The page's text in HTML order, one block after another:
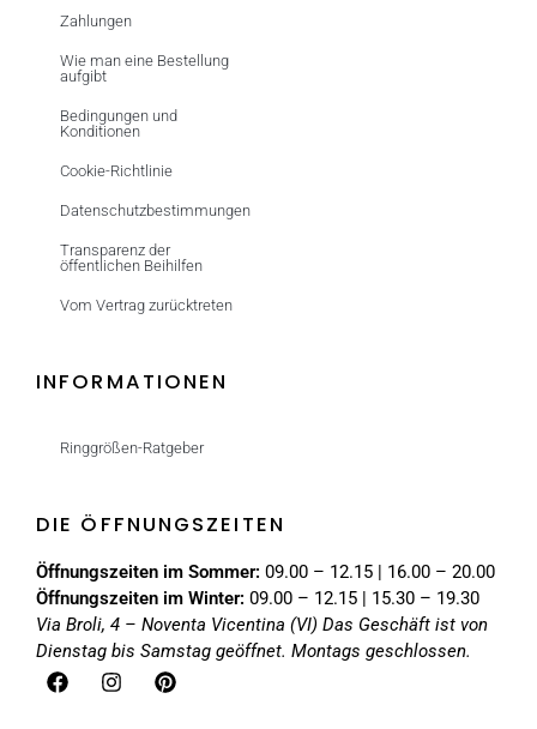
Zahlungen
Wie man eine Bestellung
aufgibt
Bedingungen und
Konditionen
Cookie-Richtlinie
Datenschutzbestimmungen
Transparenz der
öffentlichen Beihilfen
Vom Vertrag zurücktreten
INFORMATIONEN
Ringgrößen-Ratgeber
DIE ÖFFNUNGSZEITEN
Öffnungszeiten im Sommer: 09.00 – 12.15 | 16.00 – 20.00
Öffnungszeiten im Winter: 09.00 – 12.15 | 15.30 – 19.30
Via Broli, 4 – Noventa Vicentina (VI) Das Geschäft ist von
Dienstag bis Samstag geöffnet. Montags geschlossen.